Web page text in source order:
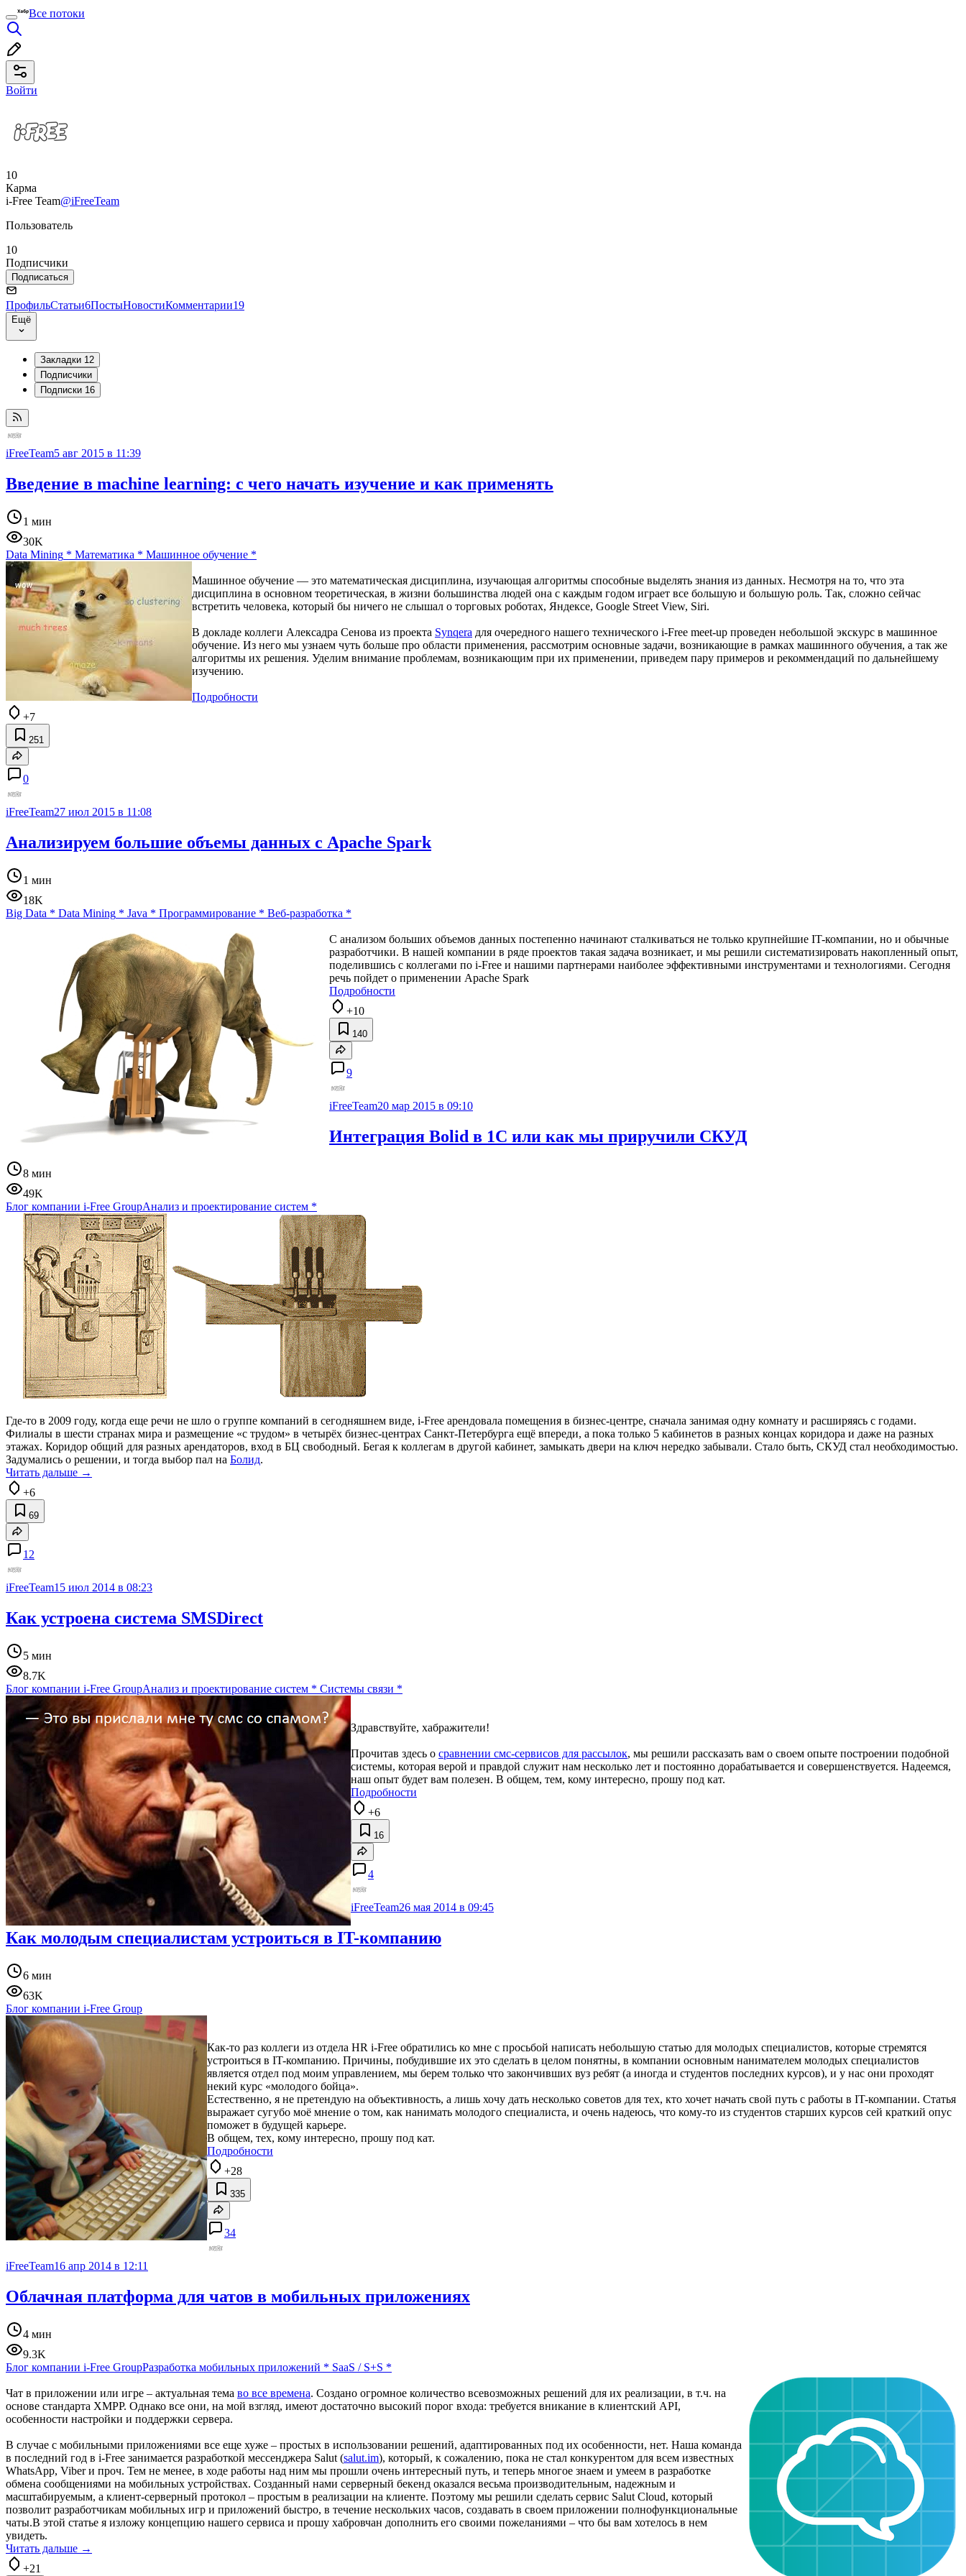
Все потоки
Войти
10
Карма
i-Free Team@iFreeTeam
Пользователь
10
Подписчики
Подписаться
ПрофильСтатьи6ПостыНовостиКомментарии19
Ещё
Закладки 12
Подписчики
Подписки 16
iFreeTeam5 авг 2015 в 11:39
Введение в machine learning: с чего начать изучение и как применять
1 мин
30K
Data Mining * Математика * Машинное обучение *
Машинное обучение — это математическая дисциплина, изучающая алгоритмы способные выделять знания из данных. Несмотря на то, что эта
дисциплина в основном теоретическая, в жизни большинства людей она с каждым годом играет все большую и большую роль. Так, сложно сейчас
встретить человека, который бы ничего не слышал о торговых роботах, Яндексе, Google Street View, Siri.
В докладе коллеги Алексадра Сенова из проекта Synqera для очередного нашего технического i-Free meet-up проведен небольшой экскурс в машинное
обучение. Из него мы узнаем чуть больше про области применения, рассмотрим основные задачи, возникающие в рамках машинного обучения, а так же
алгоритмы их решения. Уделим внимание проблемам, возникающим при их применении, приведем пару примеров и рекоммендаций по дальнейшему
изучению.
Подробности
+7
251
0
iFreeTeam27 июл 2015 в 11:08
Анализируем большие объемы данных с Apache Spark
1 мин
18K
Big Data * Data Mining * Java * Программирование * Веб-разработка *
С анализом больших объемов данных постепенно начинают сталкиваться не только крупнейшие IT-компании, но и обычные
разработчики. В нашей компании в ряде проектов такая задача возникает, и мы решили систематизировать накопленный опыт,
поделившись с коллегами по i-Free и нашими партнерами наиболее эффективными инструментами и технологиями. Сегодня
речь пойдет о применении Apache Spark
Подробности
+10
140
9
iFreeTeam20 мар 2015 в 09:10
Интеграция Bolid в 1С или как мы приручили СКУД
8 мин
49K
Блог компании i-Free GroupАнализ и проектирование систем *
Где-то в 2009 году, когда еще речи не шло о группе компаний в сегодняшнем виде, i-Free арендовала помещения в бизнес-центре, сначала занимая одну комнату и расширяясь с годами.
Филиалы в шести странах мира и размещение «с трудом» в четырёх бизнес-центрах Санкт-Петербурга ещё впереди, а пока только 5 кабинетов в разных концах коридора и даже на разных
этажах. Коридор общий для разных арендаторов, вход в БЦ свободный. Бегая к коллегам в другой кабинет, замыкать двери на ключ нередко забывали. Стало быть, СКУД стал необходимостью.
Задумались о решении, и тогда выбор пал на Болид.
Читать дальше →
+6
69
12
iFreeTeam15 июл 2014 в 08:23
Как устроена система SMSDirect
5 мин
8.7K
Блог компании i-Free GroupАнализ и проектирование систем * Системы связи *
Здравствуйте, хабражители!
Прочитав здесь о сравнении смс-сервисов для рассылок, мы решили рассказать вам о своем опыте построении подобной
системы, которая верой и правдой служит нам несколько лет и постоянно дорабатывается и совершенствуется. Надеемся,
наш опыт будет вам полезен. В общем, тем, кому интересно, прошу под кат.
Подробности
+6
16
4
iFreeTeam26 мая 2014 в 09:45
Как молодым специалистам устроиться в IT-компанию
6 мин
63K
Блог компании i-Free Group
Как-то раз коллеги из отдела HR i-Free обратились ко мне с просьбой написать небольшую статью для молодых специалистов, которые стремятся
устроиться в IT-компанию. Причины, побудившие их это сделать в целом понятны, в компании основным нанимателем молодых специалистов
является отдел под моим управлением, мы берем только что закончивших вуз ребят (а иногда и студентов последних курсов), и у нас они проходят
некий курс «молодого бойца».
Естественно, я не претендую на объективность, а лишь хочу дать несколько советов для тех, кто хочет начать свой путь с работы в IT-компании. Статья
выражает сугубо моё мнение о том, как нанимать молодого специалиста, и очень надеюсь, что кому-то из студентов старших курсов сей краткий опус
поможет в будущей карьере.
В общем, тех, кому интересно, прошу под кат.
Подробности
+28
335
34
iFreeTeam16 апр 2014 в 12:11
Облачная платформа для чатов в мобильных приложениях
4 мин
9.3K
Блог компании i-Free GroupРазработка мобильных приложений * SaaS / S+S *
Чат в приложении или игре – актуальная тема во все времена. Создано огромное количество всевозможных решений для их реализации, в т.ч. на
основе стандарта XMPP. Однако все они, на мой взгляд, имеют достаточно высокий порог входа: требуется вникание в клиентский API,
особенности настройки и поддержки сервера.
В случае с мобильными приложениями все еще хуже – простых в использовании решений, адаптированных под их особенности, нет. Наша команда
в последний год в i-Free занимается разработкой мессенджера Salut (salut.im), который, к сожалению, пока не стал конкурентом для всем известных
WhatsApp, Viber и проч. Тем не менее, в ходе работы над ним мы прошли очень интересный путь, и теперь многое знаем и умеем в разработке
обмена сообщениями на мобильных устройствах. Созданный нами серверный бекенд оказался весьма производительным, надежным и
масштабируемым, а клиент-серверный протокол – простым в реализации на клиенте. Поэтому мы решили сделать сервис Salut Cloud, который
позволит разработчикам мобильных игр и приложений быстро, в течение нескольких часов, создавать в своем приложении полнофункциональные
чаты.В этой статье я изложу концепцию нашего сервиса и прошу хабровчан дополнить его своими пожеланиями – что бы вам хотелось в нем
увидеть.
Читать дальше →
+21